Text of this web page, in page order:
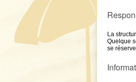
La
Quelque
se